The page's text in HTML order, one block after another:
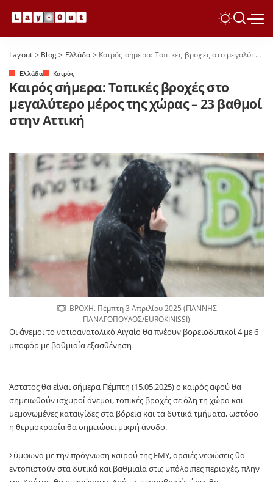
Layout > Blog> Ελλάδα> Καιρός σήμερα: Τοπικές βροχές στο μεγαλύτερο μέρος της χώρας – 23 βαθμοί στην Αττική
Ελλάδα Καιρός
Καιρός σήμερα: Τοπικές βροχές στο
μεγαλύτερο μέρος της χώρας – 23 βαθμοί
στην Αττική
ΒΡΟΧΗ. Πέμπτη 3 Απριλίου 2025 (ΓΙΑΝΝΗΣ
ΠΑΝΑΓΟΠΟΥΛΟΣ/EUROKINISSI)
Οι άνεμοι το νοτιοανατολικό Αιγαίο θα πνέουν βορειοδυτικοί 4 με 6
μποφόρ με βαθμιαία εξασθένηση
Άστατος θα είναι σήμερα Πέμπτη (15.05.2025) ο καιρός αφού θα
σημειωθούν ισχυροί άνεμοι, τοπικές βροχές σε όλη τη χώρα και
μεμονωμένες καταιγίδες στα βόρεια και τα δυτικά τμήματα, ωστόσο
η θερμοκρασία θα σημειώσει μικρή άνοδο.
Σύμφωνα με την πρόγνωση καιρού της ΕΜΥ, αραιές νεφώσεις θα
εντοπιστούν στα δυτικά και βαθμιαία στις υπόλοιπες περιοχές, πλην